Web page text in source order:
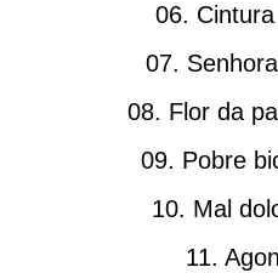
06.
07.
08. Flor da
09. Pobre
10. Mal
11.